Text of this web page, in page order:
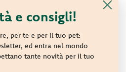
e consigli!
per te e per il tuo pet:
ed entra nel mondo
tante novità per il tuo
los derechos reservados.
Censiti, 2 - 47891 Repubblica di
- C.o.E. SM 04018
Cookie policy-Sitemap